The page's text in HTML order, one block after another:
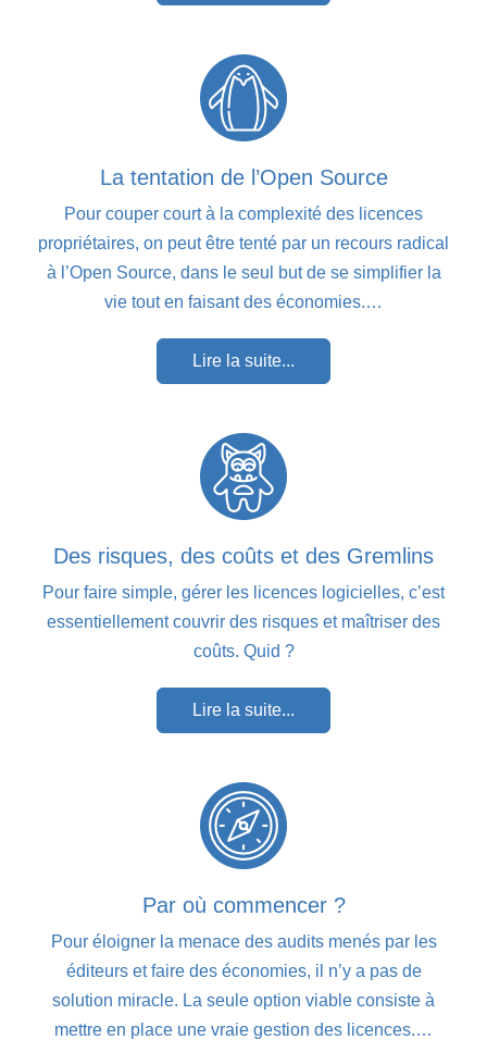
La tentation de l’Open Source
Pour couper court à la complexité des licences
propriétaires, on peut être tenté par un recours radical
à l’Open Source, dans le seul but de se simplifier la
vie tout en faisant des économies.…
Lire la suite...
Des risques, des coûts et des Gremlins
Pour faire simple, gérer les licences logicielles, c’est
essentiellement couvrir des risques et maîtriser des
coûts. Quid ?
Lire la suite...
Par où commencer ?
Pour éloigner la menace des audits menés par les
éditeurs et faire des économies, il n’y a pas de
solution miracle. La seule option viable consiste à
mettre en place une vraie gestion des licences.…